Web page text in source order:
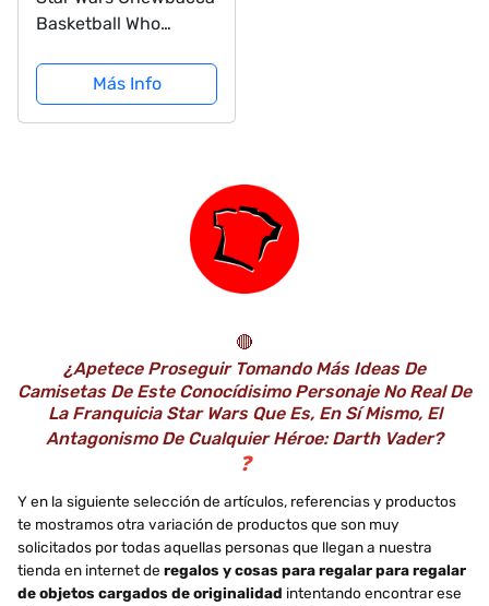
Basketball Who
Más Info
🔴
¿Apetece Proseguir Tomando Más Ideas De
Camisetas De Este Conocídisimo Personaje No Real De
La Franquicia Star Wars Que Es, En Sí Mismo, El
Antagonismo De Cualquier Héroe: Darth Vader?
❓
Y en la siguiente selección de artículos, referencias y productos
te mostramos otra variación de productos que son muy
solicitados por todas aquellas personas que llegan a nuestra
tienda en internet de regalos y cosas para regalar para regalar
de objetos cargados de originalidad intentando encontrar ese